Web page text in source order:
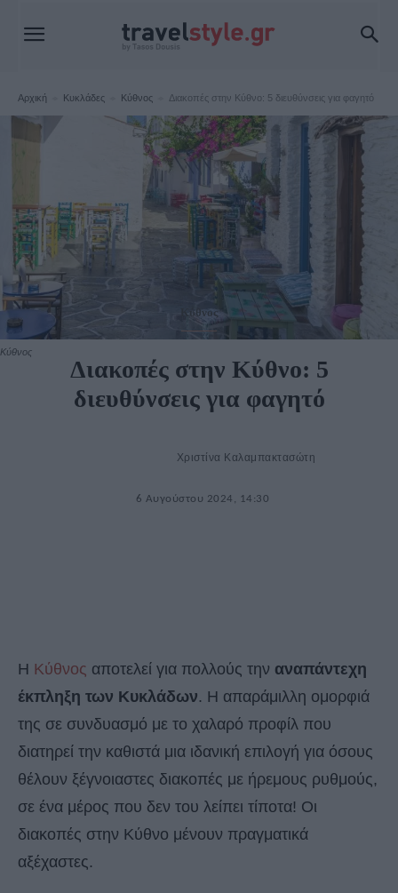
Αρχική Κυκλάδες Κύθνος Διακοπές στην Κύθνο: 5 διευθύνσεις για φαγητό
Κύθνος
Κύθνος
Διακοπές στην Κύθνο: 5
διευθύνσεις για φαγητό
Χριστίνα Καλαμπακτασώτη
6 Αυγούστου 2024, 14:30
Η Κύθνος αποτελεί για πολλούς την αναπάντεχη
έκπληξη των Κυκλάδων. Η απαράμιλλη ομορφιά
της σε συνδυασμό με το χαλαρό προφίλ που
διατηρεί την καθιστά μια ιδανική επιλογή για όσους
θέλουν ξέγνοιαστες διακοπές με ήρεμους ρυθμούς,
σε ένα μέρος που δεν του λείπει τίποτα! Οι
διακοπές στην Κύθνο μένουν πραγματικά
αξέχαστες.